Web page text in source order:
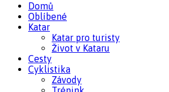
Domů
Oblíbené
Katar
Katar pro turisty
Život v Kataru
Cesty
Cyklistika
Závody